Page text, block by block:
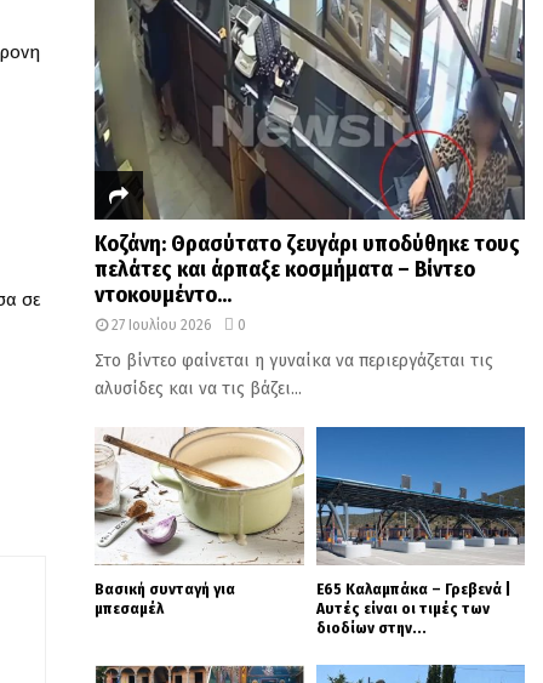
σε
Κοζάνη: Θρασύτατο ζευγάρι υποδύθηκε τους
πελάτες και άρπαξε κοσμήματα – Βίντεο
ντοκουμέντο...
27 Ιουλίου 2026 0
Στο βίντεο φαίνεται η γυναίκα να περιεργάζεται τις
αλυσίδες και να τις βάζει...
Βασική συνταγή για
μπεσαμέλ
Ε65 Καλαμπάκα – Γρεβενά |
Αυτές είναι οι τιμές των
διοδίων στην...